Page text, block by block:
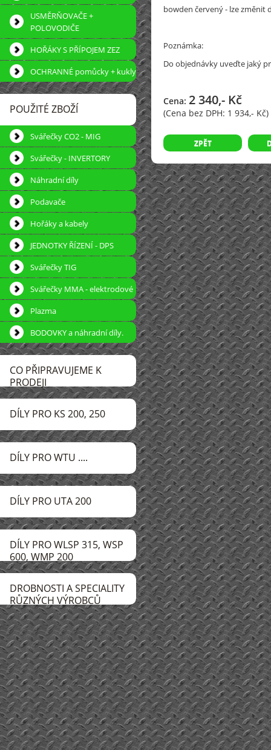
USMĚRŇOVAČE +
POLOVODIČE
HOŘÁKY S PŘÍPOJEM ZEZ
OCHRANNÉ pomůcky + kukly
POUŽITÉ ZBOŽÍ
Svářečky CO2 - MIG
Svářečky - INVERTORY
Náhradní díly
Podavače
Hořáky a kabely
JEDNOTKY ŘÍZENÍ - DPS
Svářečky TIG
Svářečky MMA - elektrodové
Plazma
BODOVKY a náhradní díly.
CO PŘIPRAVUJEME K
PRODEJI
DÍLY PRO KS 200, 250
DÍLY PRO WTU ....
DÍLY PRO UTA 200
DÍLY PRO WLSP 315, WSP
600, WMP 200
DROBNOSTI A SPECIALITY
RŮZNÝCH VÝROBCŮ
bowden červený - lze změnit
Poznámka:
Do objednávky uveďte jaký
Cena: 2 340,- Kč
(Cena bez DPH: 1 934,- Kč)
ZPĚT